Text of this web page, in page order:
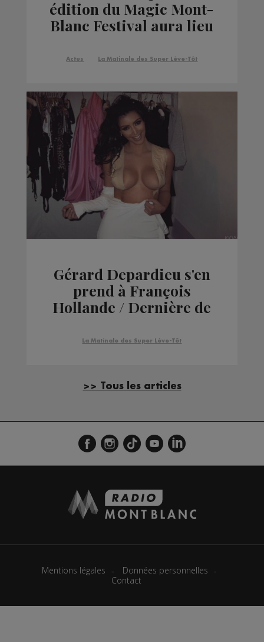
édition du Magic Mont-
Blanc Festival aura lieu
Actus La Matinale des Super Lève-Tôt
Gérard Depardieu s'en
prend à François
Hollande / Dernière de
Kardashian sans
La Matinale des Super Lève-Tôt
>> Tous les articles
Mentions légales
Données personnelles
Contact